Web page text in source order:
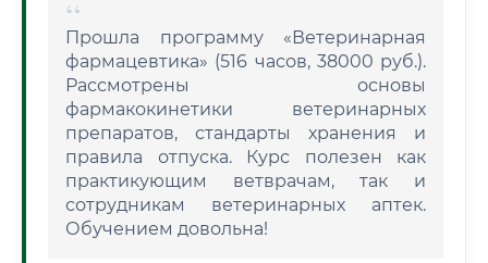
Прошла программу «Ветеринарная
фармацевтика» (516 часов, 38000 руб.).
Рассмотрены основы
фармакокинетики ветеринарных
препаратов, стандарты хранения и
правила отпуска. Курс полезен как
практикующим ветврачам, так и
сотрудникам ветеринарных аптек.
Обучением довольна!